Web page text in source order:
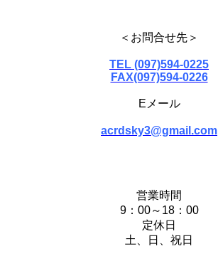
＜お問合せ先＞
TEL (097)594-0225
FAX(097)594-0226
Eメール
acrdsky3@gmail.com
営業時間
9：00～18：00
定休日
土、日、祝日